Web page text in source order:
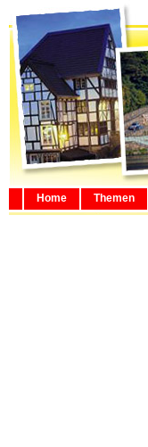
Home Themen